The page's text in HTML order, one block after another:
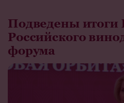
Подведены итоги
Российского
форума